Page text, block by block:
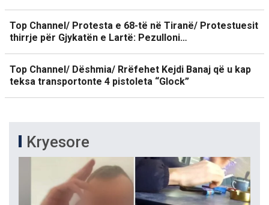
Top Channel/ Protesta e 68-të në Tiranë/ Protestuesit
thirrje për Gjykatën e Lartë: Pezulloni…
Top Channel/ Dëshmia/ Rrëfehet Kejdi Banaj që u kap
teksa transportonte 4 pistoleta “Glock”
Kryesore